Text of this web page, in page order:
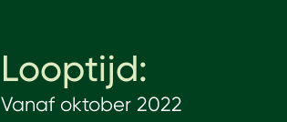
Looptijd:
Vanaf oktober 2022